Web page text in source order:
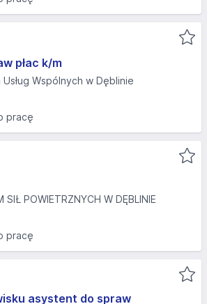
płac k/m
Usług Wspólnych w Dęblinie
pracę
SIŁ POWIETRZNYCH W DĘBLINIE
pracę
asystent do spraw